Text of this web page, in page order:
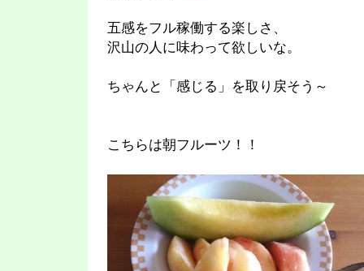
五感をフル稼働する楽しさ、
沢山の人に味わって欲しいな。
ちゃんと「感じる」を取り戻そう～
こちらは朝フルーツ！！